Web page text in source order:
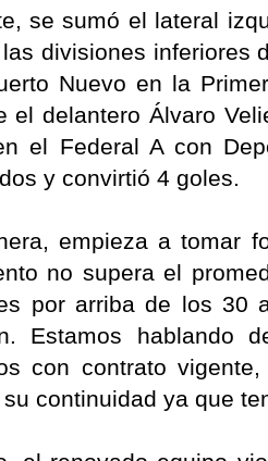
se sumó el lateral
divisiones inferiores
Nuevo en la
el delantero Álvaro
el Federal A con
y convirtió 4 goles.
empieza a tomar
no supera el
por arriba de los 30
Estamos hablando
con contrato
continuidad ya que